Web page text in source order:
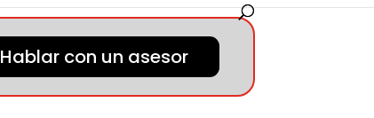
Hablar con un asesor